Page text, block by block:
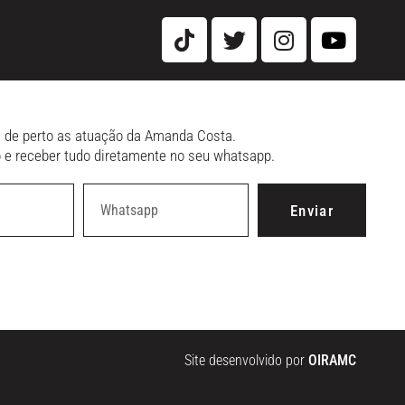
perto as atuação da Amanda Costa.
receber tudo diretamente no seu whatsapp.
Enviar
Site desenvolvido por OIRAMC